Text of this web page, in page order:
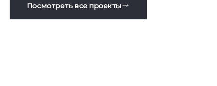
Посмотреть все проекты